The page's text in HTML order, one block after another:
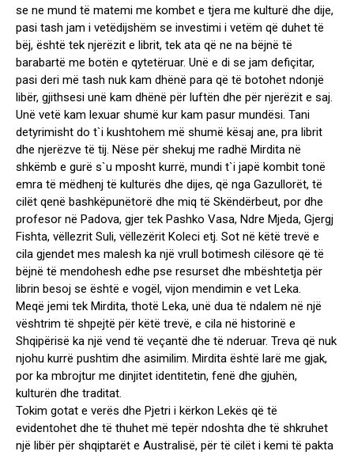
se ne mund të matemi me kombet e tjera me kulturë dhe dije,
pasi tash jam i vetëdijshëm se investimi i vetëm që duhet të
bëj, është tek njerëzit e librit, tek ata që ne na bëjnë të
barabartë me botën e qytetëruar. Unë e di se jam defiçitar,
pasi deri më tash nuk kam dhënë para që të botohet ndonjë
libër, gjithsesi unë kam dhënë për luftën dhe për njerëzit e saj.
Unë vetë kam lexuar shumë kur kam pasur mundësi. Tani
detyrimisht do t`i kushtohem më shumë kësaj ane, pra librit
dhe njerëzve të tij. Nëse për shekuj me radhë Mirdita në
shkëmb e gurë s`u mposht kurrë, mundi t`i japë kombit tonë
emra të mëdhenj të kulturës dhe dijes, që nga Gazullorët, të
cilët qenë bashkëpunëtorë dhe miq të Skëndërbeut, por dhe
profesor në Padova, gjer tek Pashko Vasa, Ndre Mjeda, Gjergj
Fishta, vëllezrit Suli, vëllezërit Koleci etj. Sot në këtë trevë e
cila gjendet mes malesh ka një vrull botimesh cilësore që të
bëjnë të mendohesh edhe pse resurset dhe mbështetja për
librin besoj se është e vogël, vijon mendimin e vet Leka.
Meqë jemi tek Mirdita, thotë Leka, unë dua të ndalem në një
vështrim të shpejtë për këtë trevë, e cila në historinë e
Shqipërisë ka një vend të veçantë dhe të nderuar. Treva që nuk
njohu kurrë pushtim dhe asimilim. Mirdita është larë me gjak,
por ka mbrojtur me dinjitet identitetin, fenë dhe gjuhën,
kulturën dhe traditat.
Tokim gotat e verës dhe Pjetri i kërkon Lekës që të
evidentohet dhe të thuhet më tepër ndoshta dhe të shkruhet
një libër për shqiptarët e Australisë, për të cilët i kemi të pakta